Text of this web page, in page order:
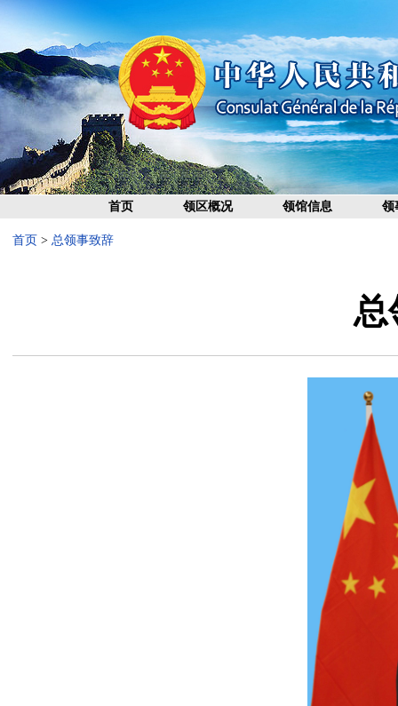
首页 领区概况 领馆信息 领
首页 > 总领事致辞
总